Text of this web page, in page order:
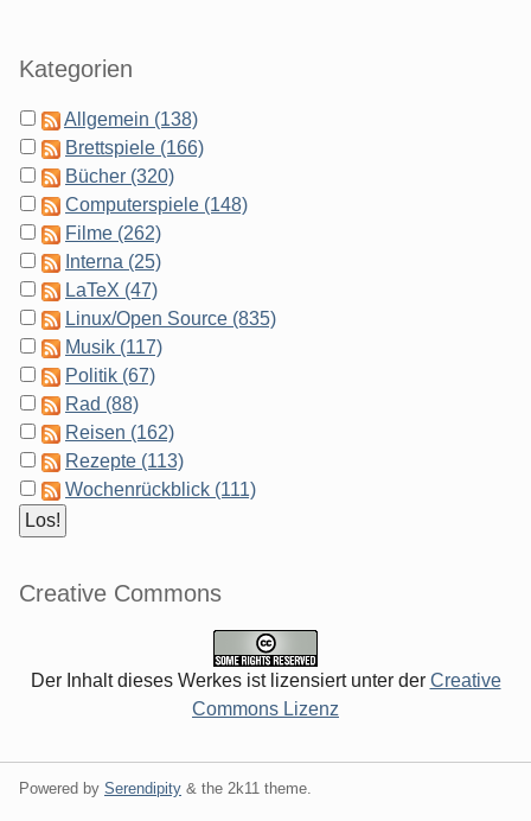
Kategorien
Allgemein (138)
Brettspiele (166)
Bücher (320)
Computerspiele (148)
Filme (262)
Interna (25)
LaTeX (47)
Linux/Open Source (835)
Musik (117)
Politik (67)
Rad (88)
Reisen (162)
Rezepte (113)
Wochenrückblick (111)
Creative Commons
Der Inhalt dieses Werkes ist lizensiert unter der Creative
Commons Lizenz
Powered by Serendipity & the 2k11 theme.